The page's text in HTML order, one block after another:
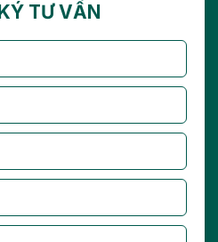
TƯ VẤN